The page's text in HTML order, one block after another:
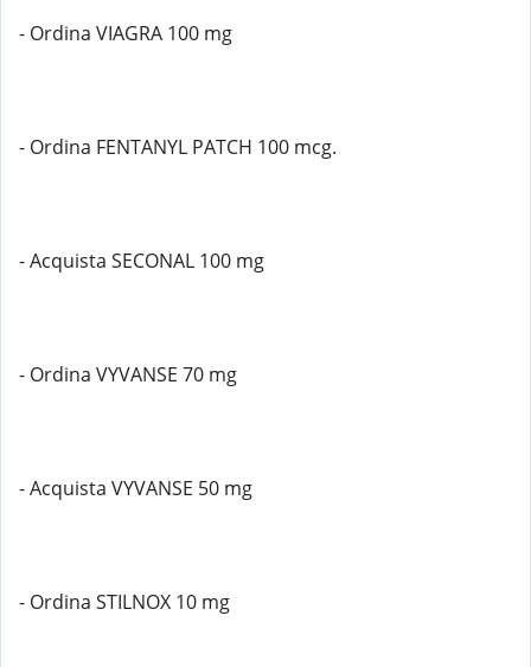
- Ordina VIAGRA 100 mg
- Ordina FENTANYL PATCH 100 mcg.
- Acquista SECONAL 100 mg
- Ordina VYVANSE 70 mg
- Acquista VYVANSE 50 mg
- Ordina STILNOX 10 mg